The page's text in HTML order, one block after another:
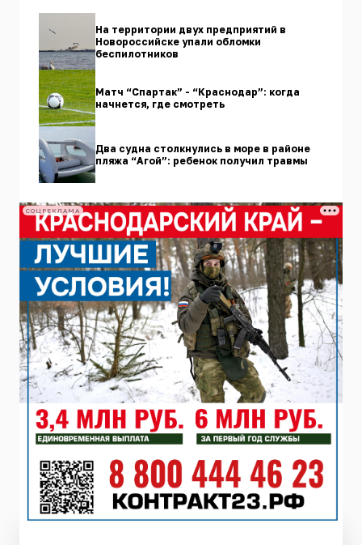
На территории двух предприятий в
Новороссийске упали обломки
беспилотников
Матч “Спартак” - “Краснодар”: когда
начнется, где смотреть
Два судна столкнулись в море в районе
пляжа “Агой”: ребенок получил травмы
СОЦРЕКЛАМА